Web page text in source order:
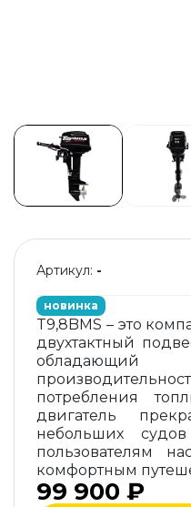
Артикул: -
новинка
T9,8BMS – это
двухтактный
потребления
двигатель
небольших
пользователям
комфортным
99 900 ₽